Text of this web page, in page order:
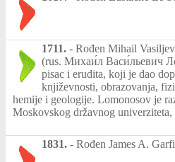
1711. - Rođen Mihail
(rus. Михаи́л Васи́льевич
pisac i erudita, koji je dao
književnosti, obrazovanja,
hemije i geologije. Lomonosov je
Moskovskog državnog
1831. - Rođen James A.